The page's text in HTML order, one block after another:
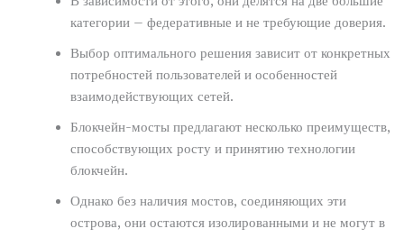
категории – федеративные и не требующие доверия.
Выбор оптимального решения зависит от конкретных
потребностей пользователей и особенностей
взаимодействующих сетей.
Блокчейн-мосты предлагают несколько преимуществ,
способствующих росту и принятию технологии
блокчейн.
Однако без наличия мостов, соединяющих эти
острова, они остаются изолированными и не могут в